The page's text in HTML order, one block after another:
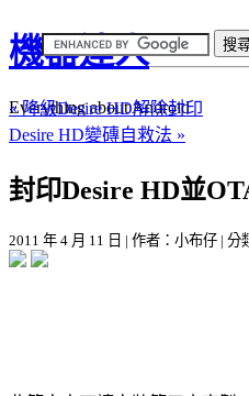
機器達人
Everything about Android
« 降級Desire HD解除封印
Desire HD變磚自救法 »
封印Desire HD並
2011 年 4 月 11 日 | 作者：小布仔 | 分